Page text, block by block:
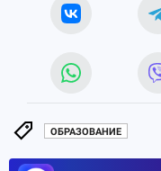
ОБРАЗОВАНИЕ